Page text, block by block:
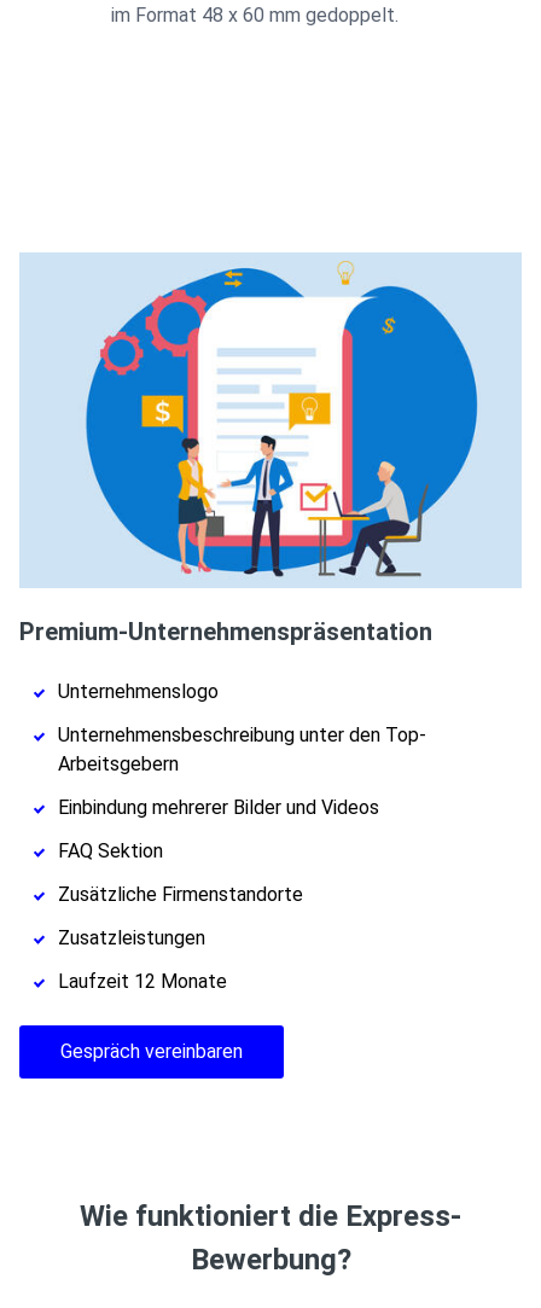
im Format 48 x 60 mm gedoppelt.
Premium-Unternehmenspräsentation
Unternehmenslogo
Unternehmensbeschreibung unter den Top-
Arbeitsgebern
Einbindung mehrerer Bilder und Videos
FAQ Sektion
Zusätzliche Firmenstandorte
Zusatzleistungen
Laufzeit 12 Monate
Gespräch vereinbaren
Wie funktioniert die Express-
Bewerbung?